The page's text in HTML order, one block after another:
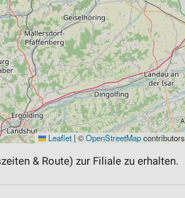
Leaflet | ©OpenStreetMapcontributors
& Route) zur Filiale zu erhalten.